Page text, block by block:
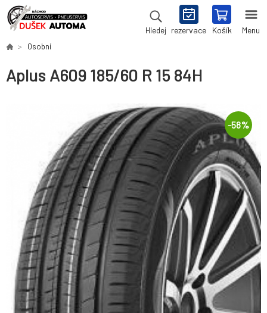
Hledej rezervace Košík Menu
Osobní
Aplus A609 185/60 R 15 84H
-58%